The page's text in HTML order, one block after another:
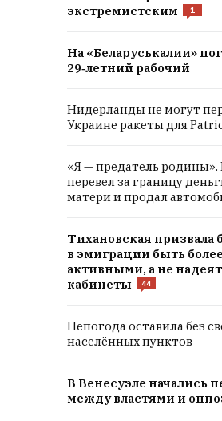
экстремистским
1
На «Беларуськалии»
29‑летний рабочий
Нидерланды не могут
Украине ракеты для
«Я — предатель
перевел за границу
матери и продал
Тихановская призвала
в эмиграции быть более
активными, а не
кабинеты
44
Непогода оставила без
населённых пунктов
В Венесуэле начались
между властями и